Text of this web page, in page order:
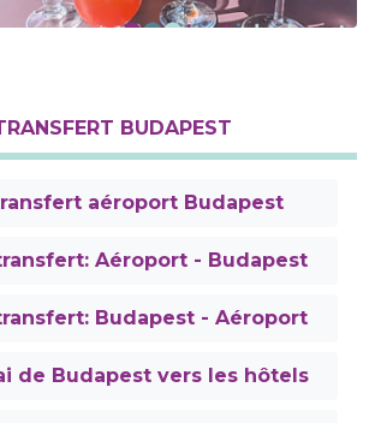
BUDAPEST
aéroport Budapest
Aéroport - Budapest
Budapest - Aéroport
de Budapest vers les hôtels